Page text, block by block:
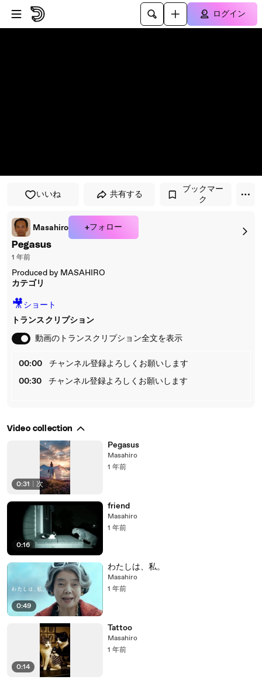
メインコンテンツにスキップ
ログイン
いいね 共有する
ブックマー
ク
Masahiro +フォロー
Pegasus
1 年前
Produced by MASAHIRO
カテゴリ
🎥ショート
トランスクリプション
動画のトランスクリプション全文を表示
00:00
チャンネル登録よろしくお願いします
00:30
チャンネル登録よろしくお願いします
Video collection
0:31 次
Pegasus
Masahiro
1 年前
0:16
friend
Masahiro
1 年前
0:49
わたしは、私。
Masahiro
1 年前
0:14
Tattoo
Masahiro
1 年前